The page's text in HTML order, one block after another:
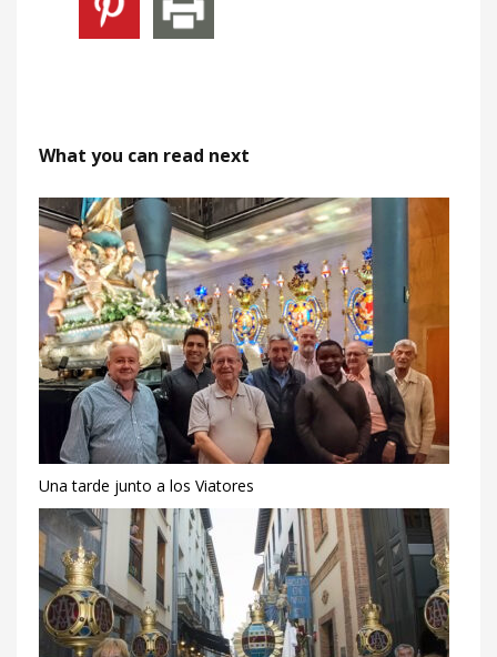
What you can read next
Una tarde junto a los Viatores